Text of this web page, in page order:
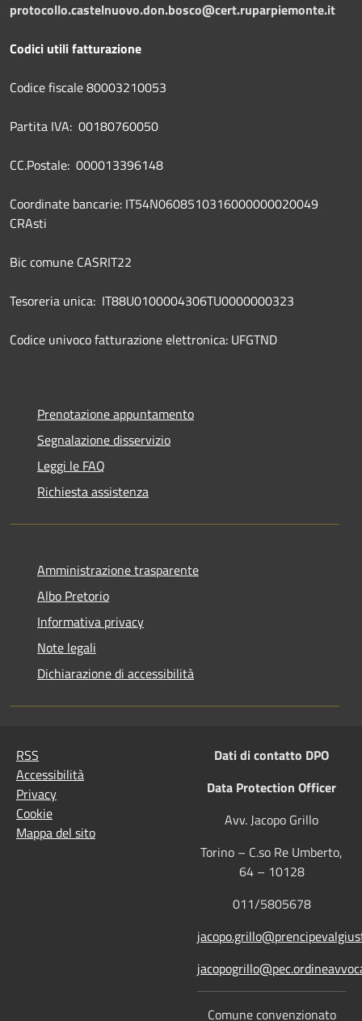
protocollo.castelnuovo.don.bosco@cert.ruparpiemonte.it
Codici utili fatturazione
Codice fiscale 80003210053
Partita IVA: 00180760050
CC.Postale: 000013396148
Coordinate bancarie: IT54N0608510316000000020049
CRAsti
Bic comune CASRIT22
Tesoreria unica: IT88U0100004306TU0000000323
Codice univoco fatturazione elettronica: UFGTND
Prenotazione appuntamento
Segnalazione disservizio
Leggi le FAQ
Richiesta assistenza
Amministrazione trasparente
Albo Pretorio
Informativa privacy
Note legali
Dichiarazione di accessibilità
RSS
Accessibilità
Privacy
Cookie
Mappa del sito
Dati di contatto DPO
Data Protection Officer
Avv. Jacopo Grillo
Torino – C.so Re Umberto,
64 – 10128
011/5805678
Comune convenzionato